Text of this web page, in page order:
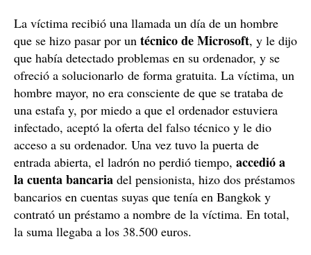
La víctima recibió una llamada un día de un hombre
que se hizo pasar por un técnico de Microsoft, y le dijo
que había detectado problemas en su ordenador, y se
ofreció a solucionarlo de forma gratuita. La víctima, un
hombre mayor, no era consciente de que se trataba de
una estafa y, por miedo a que el ordenador estuviera
infectado, aceptó la oferta del falso técnico y le dio
acceso a su ordenador. Una vez tuvo la puerta de
entrada abierta, el ladrón no perdió tiempo, accedió a
la cuenta bancaria del pensionista, hizo dos préstamos
bancarios en cuentas suyas que tenía en Bangkok y
contrató un préstamo a nombre de la víctima. En total,
la suma llegaba a los 38.500 euros.